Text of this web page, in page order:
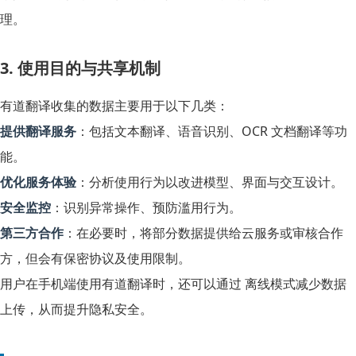
理。
3. 使用目的与共享机制
有道翻译收集的数据主要用于以下几类：
提供翻译服务 ：包括文本翻译、语音识别、OCR 文档翻译等功
能。
优化服务体验 ：分析使用行为以改进模型、界面与交互设计。
安全监控 ：识别异常操作、预防滥用行为。
第三方合作：在必要时，将部分数据提供给云服务或审核合作
方，但会有保密协议及使用限制。
用户在手机端使用有道翻译时，还可以通过 离线模式减少数据
上传，从而提升隐私安全。